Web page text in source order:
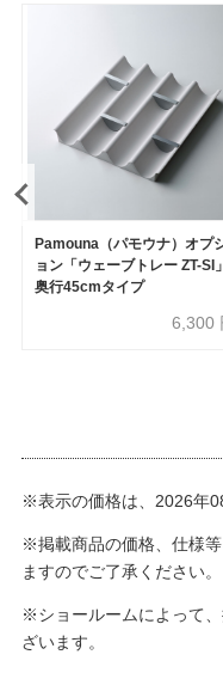
Pamouna（パモウナ）オプ
ョン「ウェーブトレー ZT-SI」
奥行45cmタイプ
6,300
※表示の価格は、2026年
※掲載商品の価格、仕様
ますのでご了承ください。
※ショールームによって
ざいます。